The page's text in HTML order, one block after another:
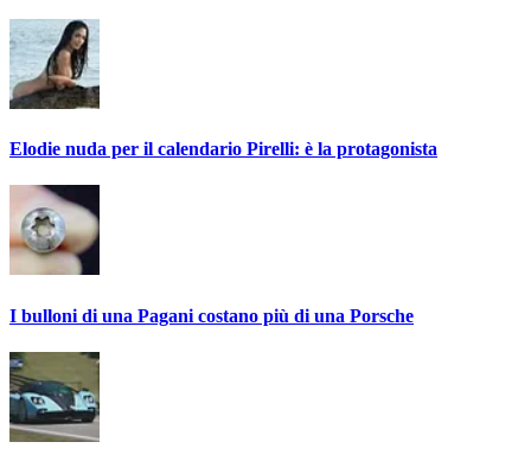
Elodie nuda per il calendario Pirelli: è la protagonista
I bulloni di una Pagani costano più di una Porsche